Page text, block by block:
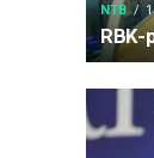
NTB
RBK-